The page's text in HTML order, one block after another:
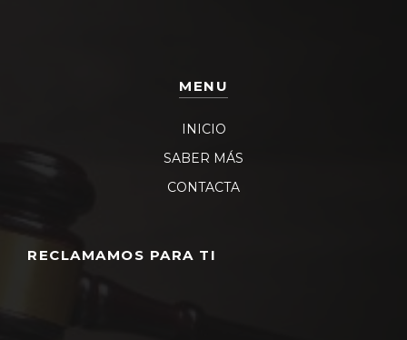
MENU
INICIO
SABER MÁS
CONTACTA
RECLAMAMOS PARA TI